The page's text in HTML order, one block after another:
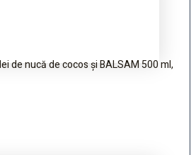
de nucă de cocos și BALSAM 500 ml,